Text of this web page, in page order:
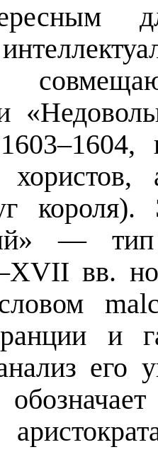
короля).
— тип
вв.
и
его